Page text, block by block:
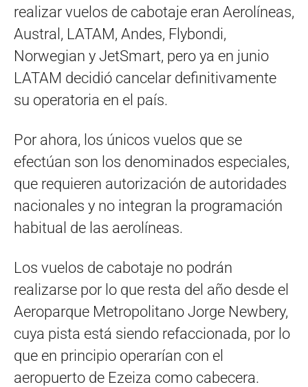
realizar vuelos de cabotaje eran Aerolíneas,
Austral, LATAM, Andes, Flybondi,
Norwegian y JetSmart, pero ya en junio
LATAM decidió cancelar definitivamente
su operatoria en el país.
Por ahora, los únicos vuelos que se
efectúan son los denominados especiales,
que requieren autorización de autoridades
nacionales y no integran la programación
habitual de las aerolíneas.
Los vuelos de cabotaje no podrán
realizarse por lo que resta del año desde el
Aeroparque Metropolitano Jorge Newbery,
cuya pista está siendo refaccionada, por lo
que en principio operarían con el
aeropuerto de Ezeiza como cabecera.